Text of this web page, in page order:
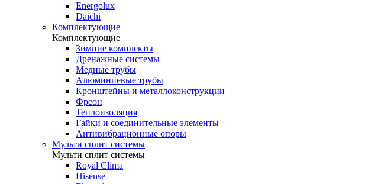
Energolux
Daichi
Комплектующие
Комплектующие
Зимние комплекты
Дренажные системы
Медные трубы
Алюминиевые трубы
Кронштейны и металлоконструкции
Фреон
Теплоизоляция
Гайки и соединительные элементы
Антивибрационные опоры
Мульти сплит системы
Мульти сплит системы
Royal Clima
Hisense